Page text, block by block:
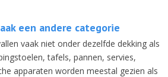
een andere categorie
vaak niet onder dezelfde dekking als
tafels, pannen, servies,
apparaten worden meestal gezien als